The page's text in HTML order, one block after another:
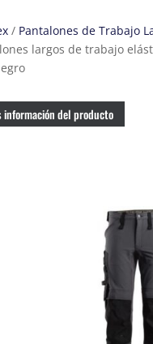
/ Pantalones de Trabajo
largos de trabajo
información del producto